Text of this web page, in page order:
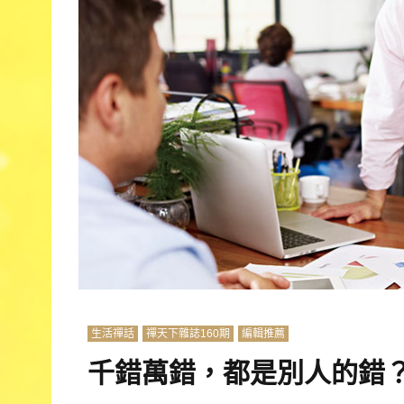
生活禪話 禪天下雜誌160期 編輯推薦
千錯萬錯，都是別人的錯